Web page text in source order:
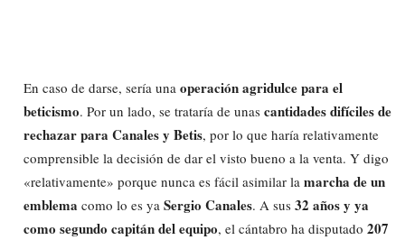
En caso de darse, sería una operación agridulce para el
beticismo. Por un lado, se trataría de unas cantidades difíciles de
rechazar para Canales y Betis, por lo que haría relativamente
comprensible la decisión de dar el visto bueno a la venta. Y digo
«relativamente» porque nunca es fácil asimilar la marcha de un
emblema como lo es ya Sergio Canales. A sus 32 años y ya
como segundo capitán del equipo, el cántabro ha disputado 207